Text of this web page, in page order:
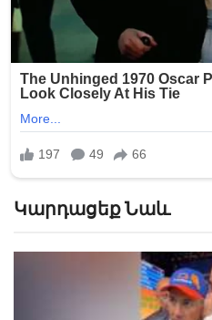
Կարդացեք Նաև